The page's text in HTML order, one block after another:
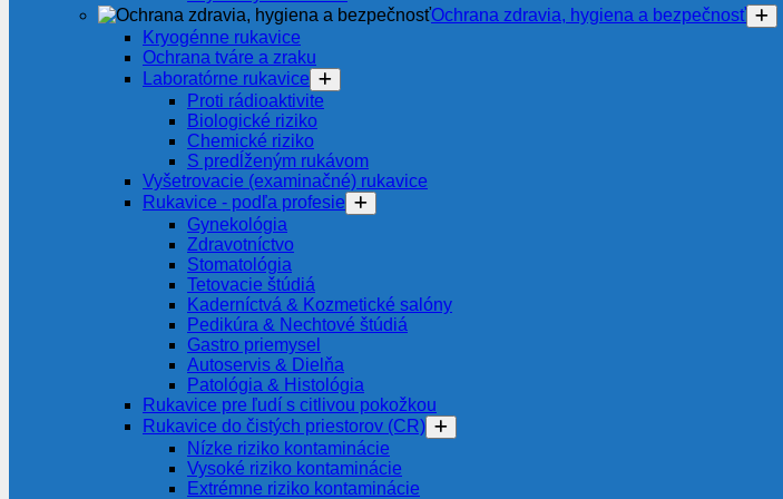
Ochrana zdravia, hygiena a bezpečnosť
Kryogénne rukavice
Ochrana tváre a zraku
Laboratórne rukavice
Proti rádioaktivite
Biologické riziko
Chemické riziko
S predĺženým rukávom
Vyšetrovacie (examinačné) rukavice
Rukavice - podľa profesie
Gynekológia
Zdravotníctvo
Stomatológia
Tetovacie štúdiá
Kaderníctvá & Kozmetické salóny
Pedikúra & Nechtové štúdiá
Gastro priemysel
Autoservis & Dielňa
Patológia & Histológia
Rukavice pre ľudí s citlivou pokožkou
Rukavice do čistých priestorov (CR)
Nízke riziko kontaminácie
Vysoké riziko kontaminácie
Extrémne riziko kontaminácie